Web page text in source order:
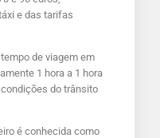
e das tarifas
de viagem em
1 hora a 1 hora
do trânsito
é conhecida como